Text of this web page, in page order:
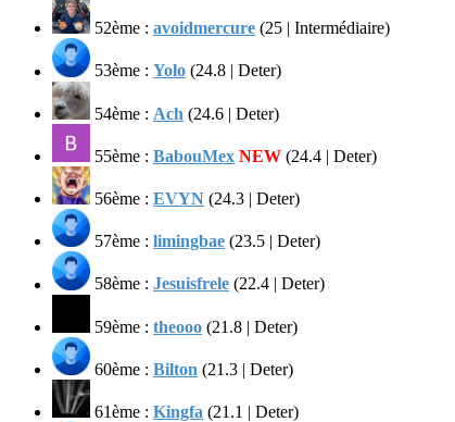
52ème : avoidmercure (25 | Intermédiaire)
53ème : Yolo (24.8 | Deter)
54ème : Ach (24.6 | Deter)
55ème : BabouMex NEW (24.4 | Deter)
56ème : EVYN (24.3 | Deter)
57ème : limingbae (23.5 | Deter)
58ème : Jesuisfrele (22.4 | Deter)
59ème : theooo (21.8 | Deter)
60ème : Bilton (21.3 | Deter)
61ème : Kingfa (21.1 | Deter)